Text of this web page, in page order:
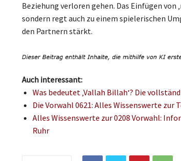
Beziehung verloren gehen. Das Einfügen von
sondern regt auch zu einem spielerischen
den Partnern stärkt.
Auch interessant:
Was bedeutet ‚Vallah Billah‘? Die
Die Vorwahl 0621: Alles Wissenswerte
Alles Wissenswerte zur 0208 Vorwahl:
Ruhr